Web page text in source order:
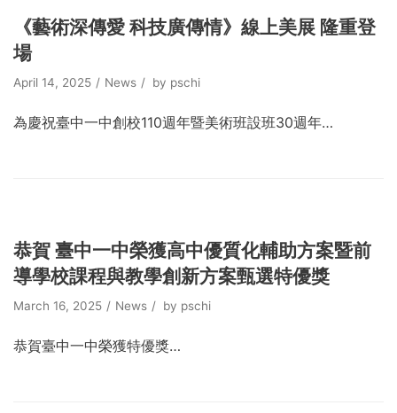
《藝術深傳愛 科技廣傳情》線上美展 隆重登
場
April 14, 2025 News by pschi
為慶祝臺中一中創校110週年暨美術班設班30週年…
恭賀 臺中一中榮獲高中優質化輔助方案暨前
導學校課程與教學創新方案甄選特優獎
March 16, 2025 News by pschi
恭賀臺中一中榮獲特優獎…